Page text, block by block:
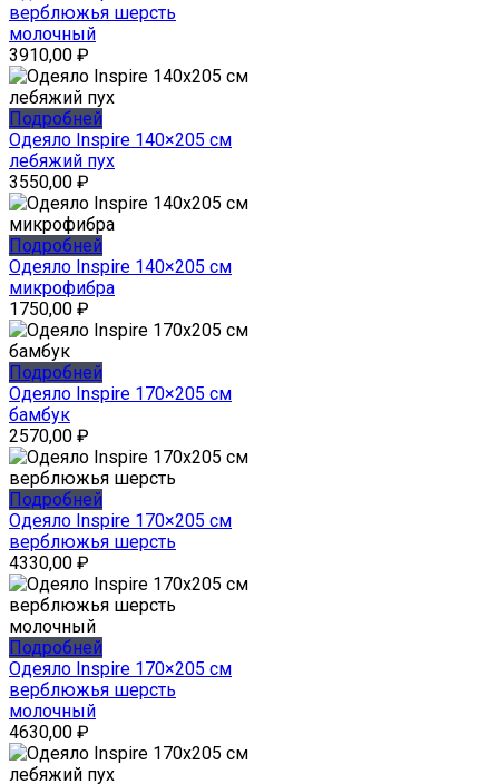
верблюжья шерсть
молочный
3910,00 ₽
Подробней
Одеяло Inspire 140×205 см
лебяжий пух
3550,00 ₽
Подробней
Одеяло Inspire 140×205 см
микрофибра
1750,00 ₽
Подробней
Одеяло Inspire 170×205 см
бамбук
2570,00 ₽
Подробней
Одеяло Inspire 170×205 см
верблюжья шерсть
4330,00 ₽
Подробней
Одеяло Inspire 170×205 см
верблюжья шерсть
молочный
4630,00 ₽